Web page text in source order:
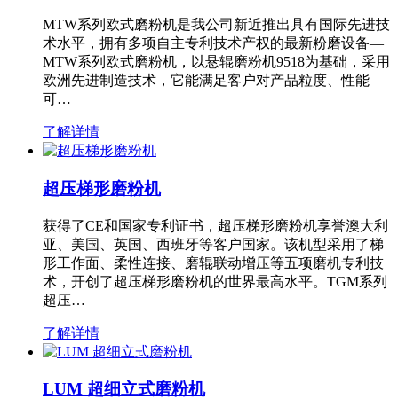
MTW系列欧式磨粉机是我公司新近推出具有国际先进技
术水平，拥有多项自主专利技术产权的最新粉磨设备—
MTW系列欧式磨粉机，以悬辊磨粉机9518为基础，采用
欧洲先进制造技术，它能满足客户对产品粒度、性能
可…
了解详情
超压梯形磨粉机
获得了CE和国家专利证书，超压梯形磨粉机享誉澳大利
亚、美国、英国、西班牙等客户国家。该机型采用了梯
形工作面、柔性连接、磨辊联动增压等五项磨机专利技
术，开创了超压梯形磨粉机的世界最高水平。TGM系列
超压…
了解详情
LUM 超细立式磨粉机